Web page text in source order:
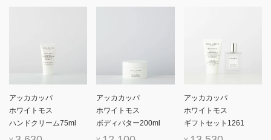
アッカカッパ
ホワイトモス
ハンドクリーム75ml
アッカカッパ
ホワイトモス
ボディバター200ml
アッカカッパ
ホワイトモス
ギフトセット1261